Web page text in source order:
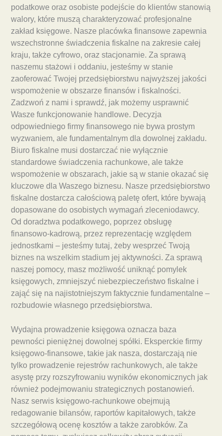
podatkowe oraz osobiste podejście do klientów stanowią
walory, które muszą charakteryzować profesjonalne
zakład księgowe. Nasze placówka finansowe zapewnia
wszechstronne świadczenia fiskalne na zakresie całej
kraju, także cyfrowo, oraz stacjonarnie. Za sprawą
naszemu stażowi i oddaniu, jesteśmy w stanie
zaoferować Twojej przedsiębiorstwu najwyższej jakości
wspomożenie w obszarze finansów i fiskalności.
Zadzwoń z nami i sprawdź, jak możemy usprawnić
Wasze funkcjonowanie handlowe. Decyzja
odpowiedniego firmy finansowego nie bywa prostym
wyzwaniem, ale fundamentalnym dla dowolnej zakładu.
Biuro fiskalne musi dostarczać nie wyłącznie
standardowe świadczenia rachunkowe, ale także
wspomożenie w obszarach, jakie są w stanie okazać się
kluczowe dla Waszego biznesu. Nasze przedsiębiorstwo
fiskalne dostarcza całościową paletę ofert, które bywają
dopasowane do osobistych wymagań zleceniodawcy.
Od doradztwa podatkowego, poprzez obsługę
finansowo-kadrową, przez reprezentację względem
jednostkami – jesteśmy tutaj, żeby wesprzeć Twoją
biznes na wszelkim stadium jej aktywności. Za sprawą
naszej pomocy, masz możliwość uniknąć pomylek
księgowych, zmniejszyć niebezpieczeństwo fiskalne i
zająć się na najistotniejszym faktycznie fundamentalne –
rozbudowie własnego przedsiębiorstwa.
Wydajna prowadzenie księgowa oznacza baza
pewności pieniężnej dowolnej spółki. Eksperckie firmy
księgowo-finansowe, takie jak nasza, dostarczają nie
tylko prowadzenie rejestrów rachunkowych, ale także
asystę przy rozszyfrowaniu wyników ekonomicznych jak
również podejmowaniu strategicznych postanowień.
Nasz serwis księgowo-rachunkowe obejmują
redagowanie bilansów, raportów kapitałowych, także
szczegółową ocenę kosztów a także zarobków. Za